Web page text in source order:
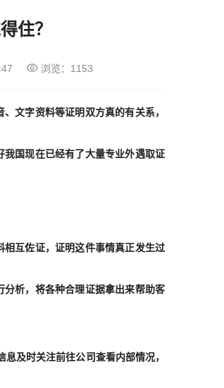
住？
浏览：1153
文字资料等证明双方真的有关系，
国现在已经有了大量专业外遇取证
互佐证，证明这件事情真正发生过
析，将各种合理证据拿出来帮助客
及时关注前往公司查看内部情况，